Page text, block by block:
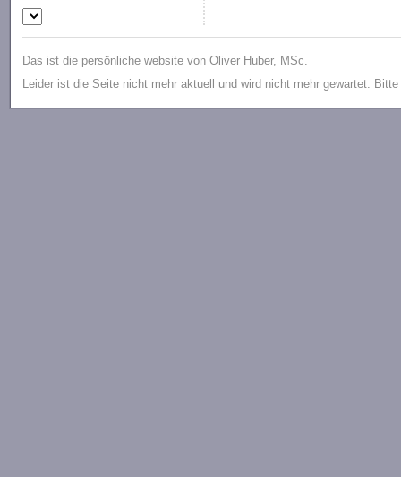
Das ist die persönliche website von Oliver Huber, MSc.
Leider ist die Seite nicht mehr aktuell und wird nicht mehr gewartet.